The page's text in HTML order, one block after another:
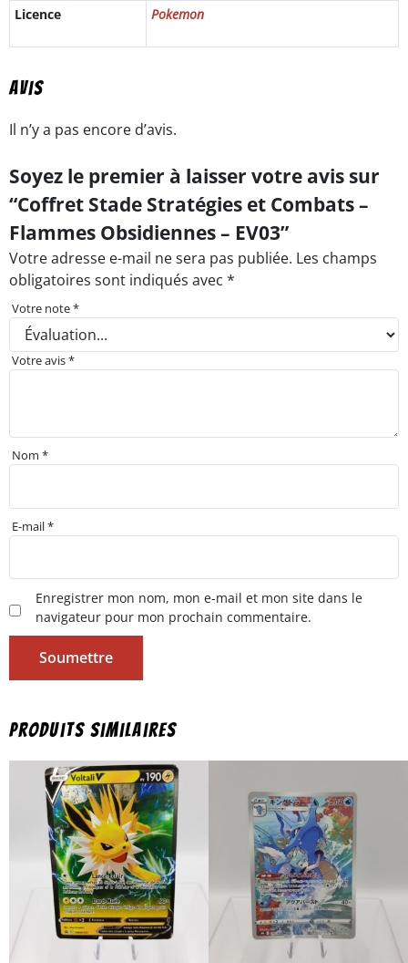
Licence Pokemon
Avis
Il n’y a pas encore d’avis.
Soyez le premier à laisser votre avis sur
“Coffret Stade Stratégies et Combats –
Flammes Obsidiennes – EV03”
Votre adresse e-mail ne sera pas publiée. Les champs
obligatoires sont indiqués avec *
Votre note*
Votre avis*
Nom*
E-mail*
Enregistrer mon nom, mon e-mail et mon site dans le
navigateur pour mon prochain commentaire.
Produits similaires